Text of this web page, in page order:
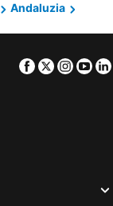
Andaluzia
Facebook
Twitter